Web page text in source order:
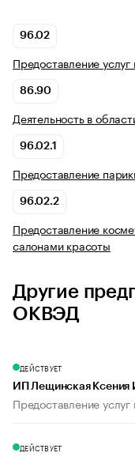
96.02
Предоставление
86.90
Деятельность в
96.02.1
Предоставление
96.02.2
Предоставление
салонами красоты
Другие
ОКВЭД
ДЕЙСТВУЕТ
ИП Лещинская Ксения
Предоставление
ДЕЙСТВУЕТ